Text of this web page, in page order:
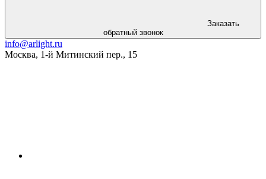
Заказать
обратный звонок
info@arlight.ru
Москва, 1-й Митинский пер., 15